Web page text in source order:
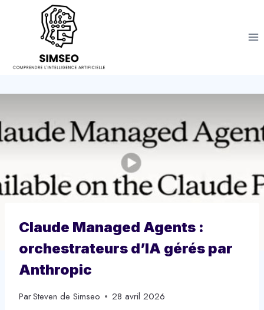
Claude Managed Agents :
orchestrateurs d’IA gérés par
Anthropic
ParSteven de Simseo 28 avril 2026